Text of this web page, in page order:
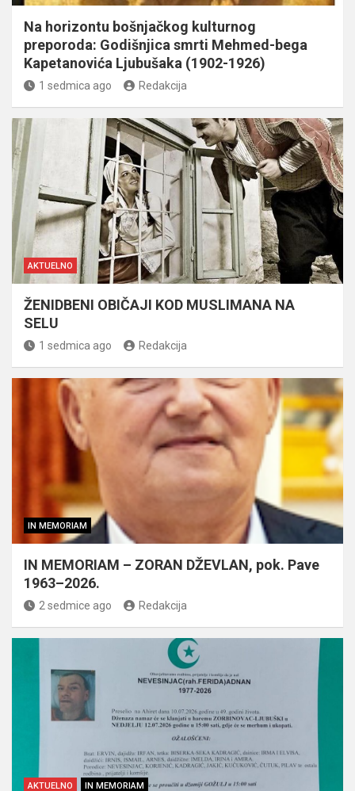
Na horizontu bošnjačkog kulturnog
preporoda: Godišnjica smrti Mehmed-bega
Kapetanovića Ljubušaka (1902-1926)
1 sedmica ago Redakcija
AKTUELNO
ŽENIDBENI OBIČAJI KOD MUSLIMANA NA
SELU
1 sedmica ago Redakcija
IN MEMORIAM
IN MEMORIAM – ZORAN DŽEVLAN, pok. Pave
1963–2026.
2 sedmice ago Redakcija
AKTUELNO IN MEMORIAM